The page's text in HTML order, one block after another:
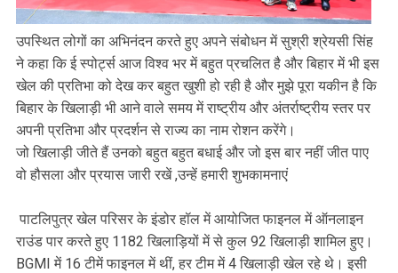
उपस्थित लोगों का अभिनंदन करते हुए अपने संबोधन में सुश्री श्रेयसी सिंह
ने कहा कि ई स्पोर्ट्स आज विश्व भर में बहुत प्रचलित है और बिहार में भी इस
खेल की प्रतिभा को देख कर बहुत खुशी हो रही है और मुझे पूरा यकीन है कि
बिहार के खिलाड़ी भी आने वाले समय में राष्ट्रीय और अंतर्राष्ट्रीय स्तर पर
अपनी प्रतिभा और प्रदर्शन से राज्य का नाम रोशन करेंगे।
जो खिलाड़ी जीते हैं उनको बहुत बहुत बधाई और जो इस बार नहीं जीत पाए
वो हौसला और प्रयास जारी रखें ,उन्हें हमारी शुभकामनाएं
पाटलिपुत्र खेल परिसर के इंडोर हॉल में आयोजित फाइनल में ऑनलाइन
राउंड पार करते हुए 1182 खिलाड़ियों में से कुल 92 खिलाड़ी शामिल हुए।
BGMI में 16 टीमें फाइनल में थीं, हर टीम में 4 खिलाड़ी खेल रहे थे। इसी